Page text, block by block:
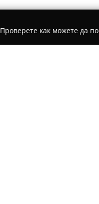
Проверете как можете да